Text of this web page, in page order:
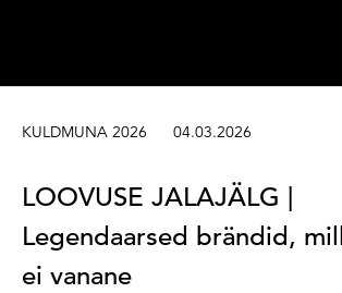
KULDMUNA 2026 04.03.2026
LOOVUSE JALAJÄLG |
Legendaarsed brändid,
ei vanane